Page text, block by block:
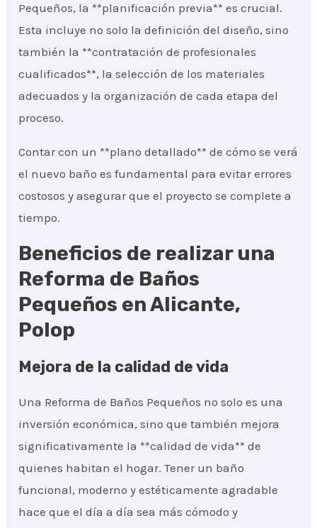
Pequeños, la **planificación previa** es crucial.
Esta incluye no solo la definición del diseño, sino
también la **contratación de profesionales
cualificados**, la selección de los materiales
adecuados y la organización de cada etapa del
proceso.
Contar con un **plano detallado** de cómo se verá
el nuevo baño es fundamental para evitar errores
costosos y asegurar que el proyecto se complete a
tiempo.
Beneficios de realizar una
Reforma de Baños
Pequeños en Alicante,
Polop
Mejora de la calidad de vida
Una Reforma de Baños Pequeños no solo es una
inversión económica, sino que también mejora
significativamente la **calidad de vida** de
quienes habitan el hogar. Tener un baño
funcional, moderno y estéticamente agradable
hace que el día a día sea más cómodo y